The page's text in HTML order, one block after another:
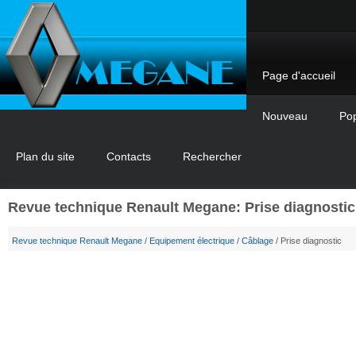
Page d'accueil
Nouveau
Plan du site Contacts Rechercher
Revue technique Renault Megane: Prise diagnostic
Revue technique Renault Megane / Equipement électrique / Câblage / Prise diagnostic